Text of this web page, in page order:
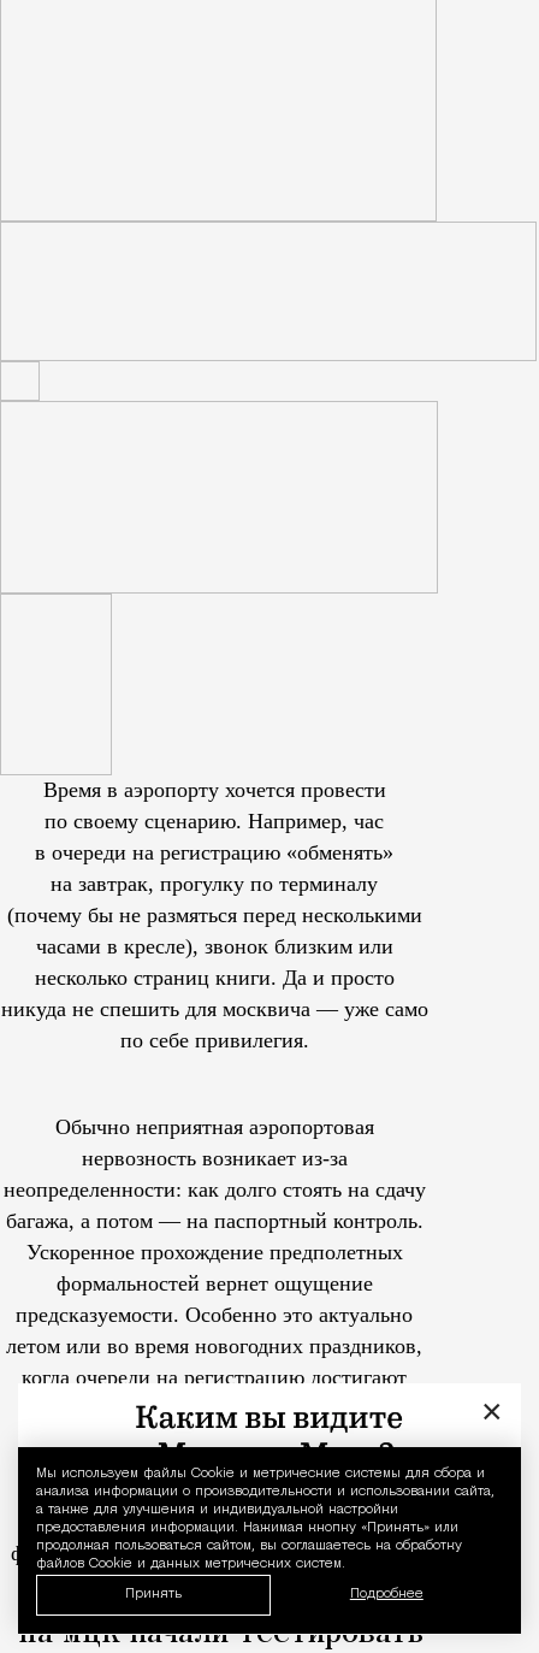
Уведомление
Мы используем файлы Сookie и метрические системы для сбора и
анализа информации о производительности и использовании сайта,
а также для улучшения и индивидуальной настройки
предоставления информации. Нажимая кнопку «Принять» или
продолжая пользоваться сайтом, вы соглашаетесь на обработку
файлов Cookie и данных метрических систем.
Принять Подробнее
Время в аэропорту хочется провести
по своему сценарию. Например, час
в очереди на регистрацию «обменять»
на завтрак, прогулку по терминалу
(почему бы не размяться перед несколькими
часами в кресле), звонок близким или
несколько страниц книги. Да и просто
никуда не спешить для москвича — уже само
по себе привилегия.
Обычно неприятная аэропортовая
нервозность возникает из-за
неопределенности: как долго стоять на сдачу
багажа, а потом — на паспортный контроль.
Ускоренное прохождение предполетных
формальностей вернет ощущение
предсказуемости. Особенно это актуально
летом или во время новогодних праздников,
когда очереди на регистрацию достигают
пика и каждая минута на счету.
воспользоваться сервисом ускоренного
прохождения предполетных
формальностей.Услуга доступна более чем
в 25 российских аэропортах.
Tcпециальный проектКаждый москвич знает — отпуск
На МЦК начали тестировать
×